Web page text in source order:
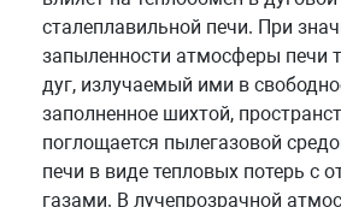
сталеплавильной печи. При
запыленности атмосферы печи
дуг, излучаемый ими в
заполненное шихтой,
поглощается пылегазовой
печи в виде тепловых потерь с
газами. В лучепрозрачной